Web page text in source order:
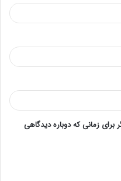
زمانی که دوباره دیدگاهی